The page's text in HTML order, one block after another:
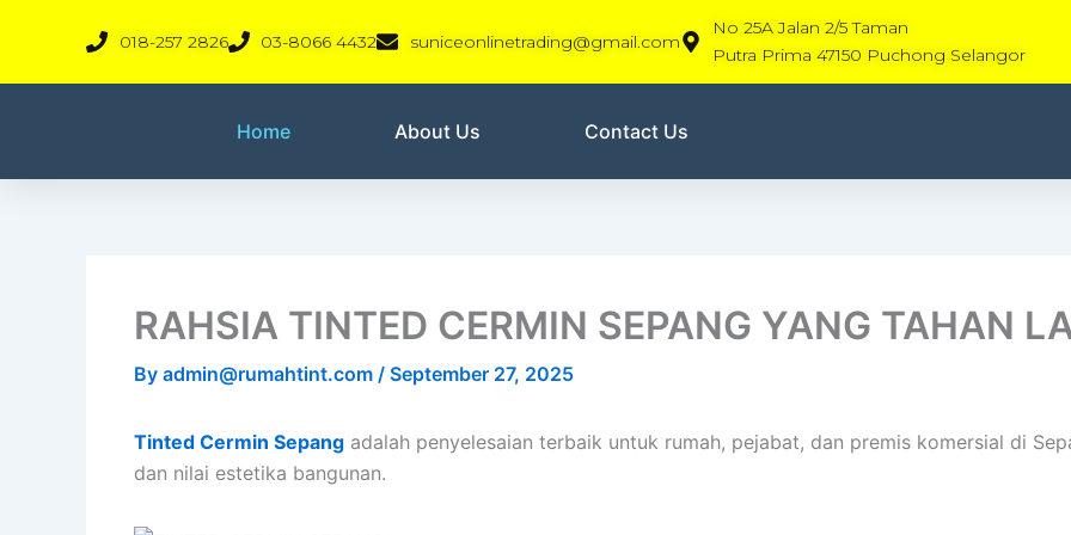
018-257 2826 03-8066 4432 suniceonlinetrading@gmail.com
No 25A Jalan 2/5 Taman
Putra Prima 47150 Puchong Selangor
Home About Us Contact Us
RAHSIA TINTED CERMIN SEPANG YANG TAHAN
By admin@rumahtint.com / September 27, 2025
Tinted Cermin Sepang adalah penyelesaian terbaik untuk rumah, pejabat, dan premis komersial di
dan nilai estetika bangunan.